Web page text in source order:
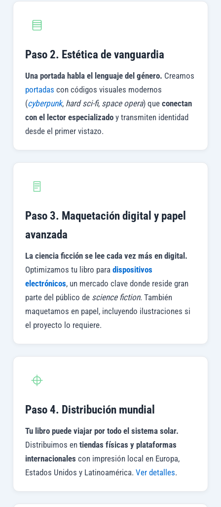
Paso 2. Estética de vanguardia
Una portada habla el lenguaje del género. Creamos
portadas con códigos visuales modernos
(cyberpunk, hard sci-fi, space opera) que conectan
con el lector especializadoy transmiten identidad
desde el primer vistazo.
Paso 3. Maquetación digital y papel
avanzada
La ciencia ficción se lee cada vez más en digital.
Optimizamos tu libro para dispositivos
electrónicos, un mercado clave donde reside gran
parte del público de science fiction. También
maquetamos en papel, incluyendo ilustraciones si
el proyecto lo requiere.
Paso 4. Distribución mundial
Tu libro puede viajar por todo el sistema solar.
Distribuimos en tiendas físicas y plataformas
internacionales con impresión local en Europa,
Estados Unidos y Latinoamérica. Ver detalles.